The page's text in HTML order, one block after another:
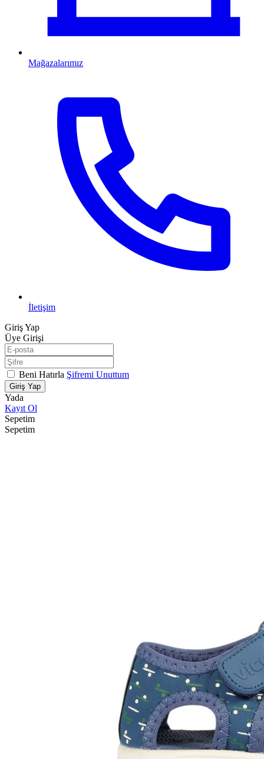
Mağazalarımız
İletişim
Giriş Yap
Üye Girişi
Beni Hatırla Şifremi Unuttum
Giriş Yap
Yada
Kayıt Ol
Sepetim
Sepetim